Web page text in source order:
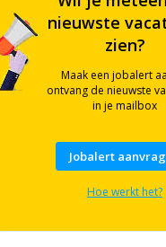
nieuwste
zien?
Maak een jobalert
ontvang de nieuwste
in je mailbox
Jobalert
Hoe werkt het?